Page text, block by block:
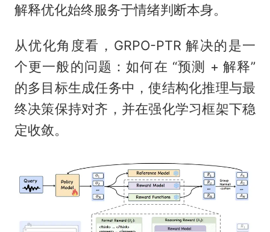
解释优化始终服务于情绪判断本身。
从优化角度看，GRPO-PTR 解决的是一
个更一般的问题：如何在 “预测 + 解释”
的多目标生成任务中，使结构化推理与最
终决策保持对齐，并在强化学习框架下稳
定收敛。